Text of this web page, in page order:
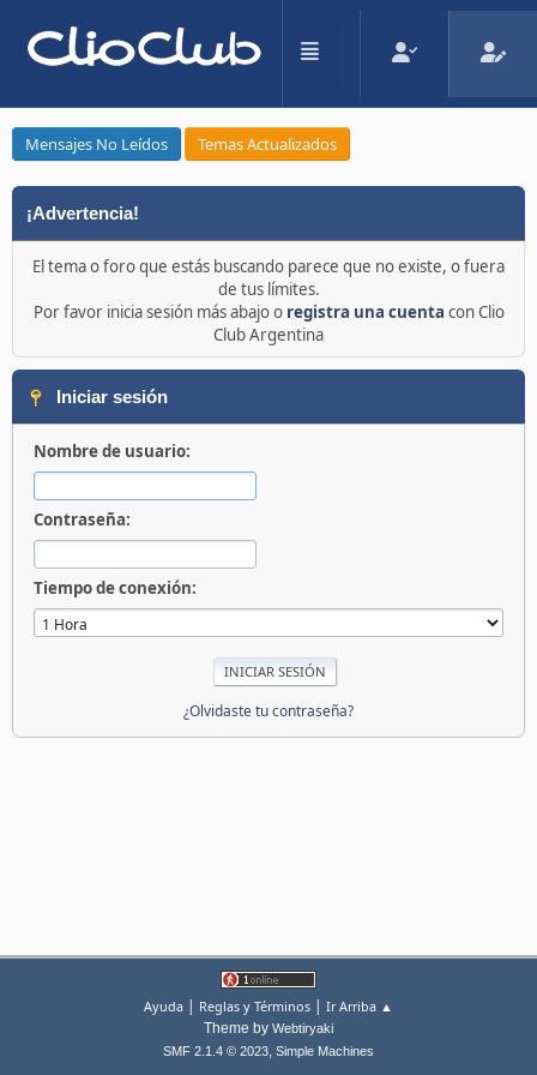
Mensajes No Leídos Temas Actualizados
¡Advertencia!
El tema o foro que estás buscando parece que no existe, o fuera
de tus límites.
Por favor inicia sesión más abajo o registra una cuenta con Clio
Club Argentina
Iniciar sesión
Nombre de usuario:
Contraseña:
Tiempo de conexión:
¿Olvidaste tu contraseña?
Ayuda | Reglas y Términos | Ir Arriba ▲
Theme by Webtiryaki
SMF 2.1.4 © 2023, Simple Machines